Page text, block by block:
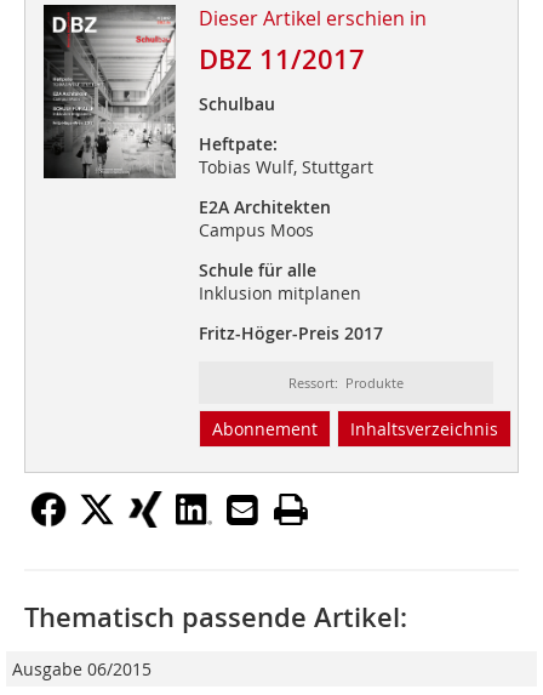
Dieser Artikel erschien in
DBZ 11/2017
Schulbau
Heftpate:
Tobias Wulf, Stuttgart
E2A Architekten
Campus Moos
Schule für alle
Inklusion mitplanen
Fritz-Höger-Preis 2017
Ressort: Produkte
Abonnement Inhaltsverzeichnis
Thematisch passende Artikel:
Ausgabe 06/2015